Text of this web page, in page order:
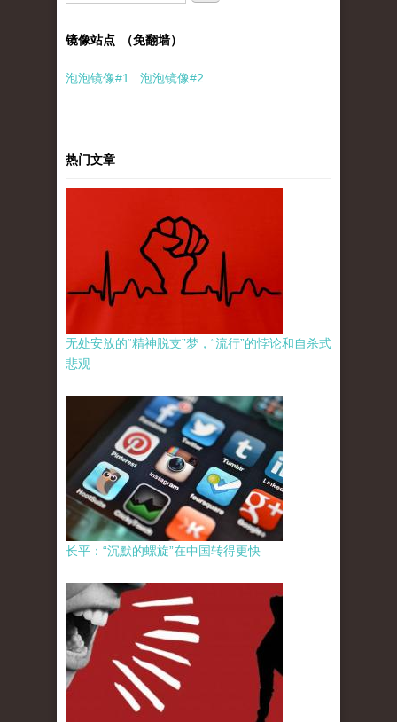
镜像站点 （免翻墙）
泡泡镜像#1 泡泡镜像#2
热门文章
无处安放的“精神脱支”梦，“流行”的悖论和自杀式
悲观
长平：“沉默的螺旋”在中国转得更快